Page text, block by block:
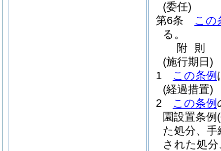
(委任)
第6条
この
る。
附 則
(施行期日)
1
この条例
(経過措置)
2
この条例
園設置条例
た処分、
された処